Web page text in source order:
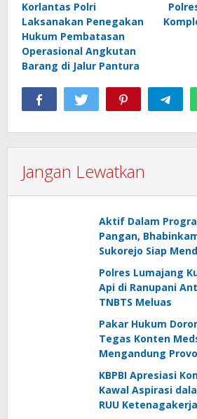
pos
Korlantas Polri
Laksanakan Penegakan
Hukum Pembatasan
Operasional Angkutan
Barang di Jalur Pantura
Jangan Lewatkan
Aktif Dalam
Pangan,
Sukorejo Siap
Tani
Polres Lumajang
Api di Ranupani
TNBTS Meluas
Pakar Hukum
Tegas Konten
Mengandung
KBPBI Apresiasi
Kawal Aspirasi
RUU